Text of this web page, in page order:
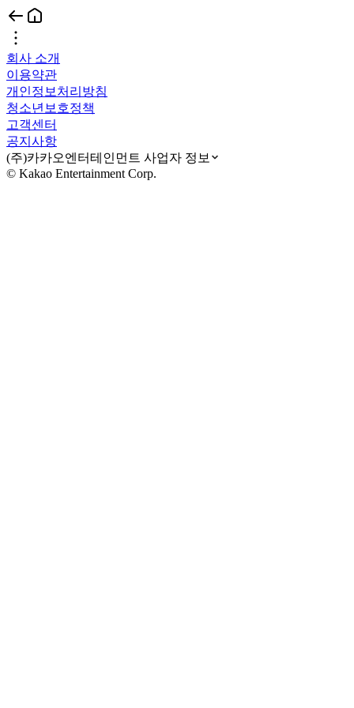
회사 소개
이용약관
개인정보처리방침
청소년보호정책
고객센터
공지사항
(주)카카오엔터테인먼트 사업자 정보
© Kakao Entertainment Corp.